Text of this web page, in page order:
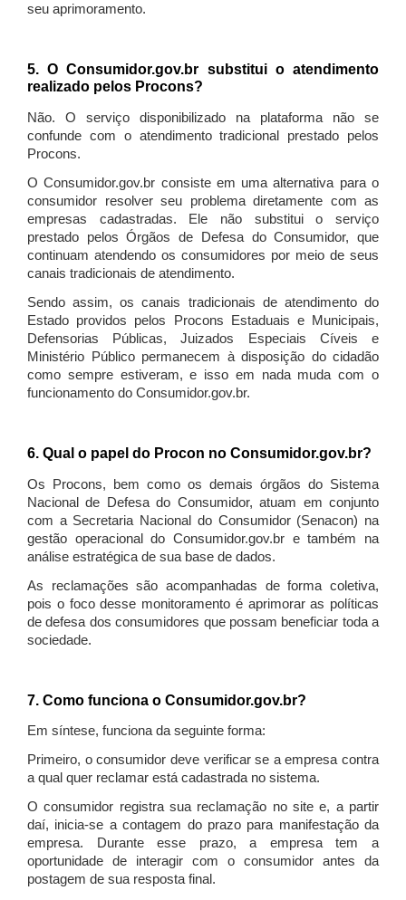
seu aprimoramento.
5. O Consumidor.gov.br substitui o atendimento
realizado pelos Procons?
Não. O serviço disponibilizado na plataforma não se
confunde com o atendimento tradicional prestado pelos
Procons.
O Consumidor.gov.br consiste em uma alternativa para o
consumidor resolver seu problema diretamente com as
empresas cadastradas. Ele não substitui o serviço
prestado pelos Órgãos de Defesa do Consumidor, que
continuam atendendo os consumidores por meio de seus
canais tradicionais de atendimento.
Sendo assim, os canais tradicionais de atendimento do
Estado providos pelos Procons Estaduais e Municipais,
Defensorias Públicas, Juizados Especiais Cíveis e
Ministério Público permanecem à disposição do cidadão
como sempre estiveram, e isso em nada muda com o
funcionamento do Consumidor.gov.br.
6. Qual o papel do Procon no Consumidor.gov.br?
Os Procons, bem como os demais órgãos do Sistema
Nacional de Defesa do Consumidor, atuam em conjunto
com a Secretaria Nacional do Consumidor (Senacon) na
gestão operacional do Consumidor.gov.br e também na
análise estratégica de sua base de dados.
As reclamações são acompanhadas de forma coletiva,
pois o foco desse monitoramento é aprimorar as políticas
de defesa dos consumidores que possam beneficiar toda a
sociedade.
7. Como funciona o Consumidor.gov.br?
Em síntese, funciona da seguinte forma:
Primeiro, o consumidor deve verificar se a empresa contra
a qual quer reclamar está cadastrada no sistema.
O consumidor registra sua reclamação no site e, a partir
daí, inicia-se a contagem do prazo para manifestação da
empresa. Durante esse prazo, a empresa tem a
oportunidade de interagir com o consumidor antes da
postagem de sua resposta final.